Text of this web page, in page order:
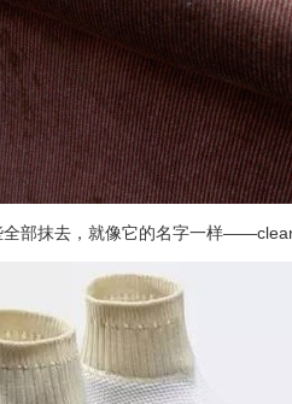
全部抹去，就像它的名字一样